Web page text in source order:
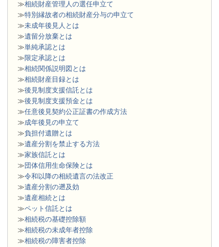
≫相続財産管理人の選任申立て
≫特別縁故者の相続財産分与の申立て
≫未成年後見人とは
≫遺留分放棄とは
≫単純承認とは
≫限定承認とは
≫相続関係説明図とは
≫相続財産目録とは
≫後見制度支援信託とは
≫後見制度支援預金とは
≫任意後見契約公正証書の作成方法
≫成年後見の申立て
≫負担付遺贈とは
≫遺産分割を禁止する方法
≫家族信託とは
≫団体信用生命保険とは
≫令和以降の相続遺言の法改正
≫遺産分割の遡及効
≫遺産相続とは
≫ペット信託とは
≫相続税の基礎控除額
≫相続税の未成年者控除
≫相続税の障害者控除